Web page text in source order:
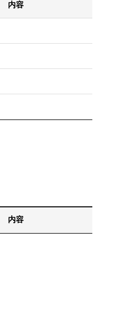
内容
内容